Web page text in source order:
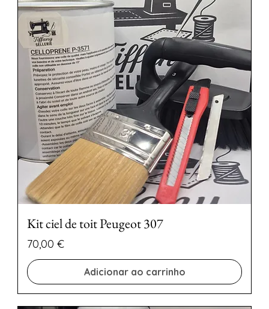
Kit ciel de toit Peugeot 307
Preço
70,00 €
Adicionar ao carrinho